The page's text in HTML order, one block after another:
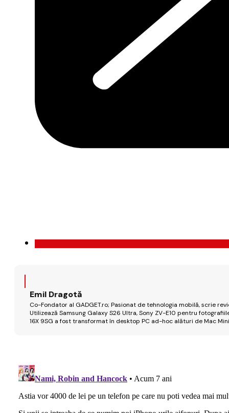
Emil Dragotă
Co-Fondator al GADGET.ro; Pasionat de tehnologia mobilă, scrie
Utilizează Samsung Galaxy S26 Ultra, Sony ZV-E10 pentru
16X 9SG a fost transformat în desktop PC ad-hoc alături de Mac